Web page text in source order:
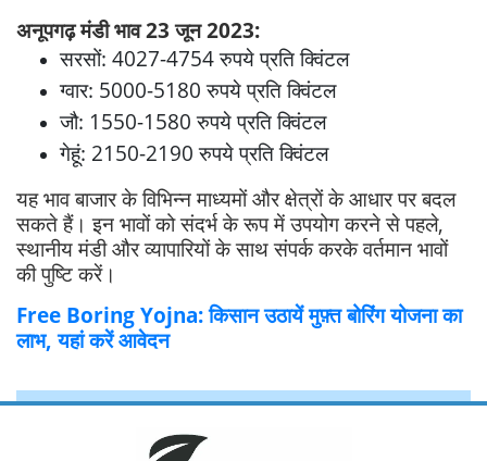
अनूपगढ़ मंडी भाव 23 जून 2023:
सरसों: 4027-4754 रुपये प्रति क्विंटल
ग्वार: 5000-5180 रुपये प्रति क्विंटल
जौ: 1550-1580 रुपये प्रति क्विंटल
गेहूं: 2150-2190 रुपये प्रति क्विंटल
यह भाव बाजार के विभिन्न माध्यमों और क्षेत्रों के आधार पर बदल
सकते हैं। इन भावों को संदर्भ के रूप में उपयोग करने से पहले,
स्थानीय मंडी और व्यापारियों के साथ संपर्क करके वर्तमान भावों
की पुष्टि करें।
Free Boring Yojna: किसान उठायें मुफ़्त बोरिंग योजना का
लाभ, यहां करें आवेदन